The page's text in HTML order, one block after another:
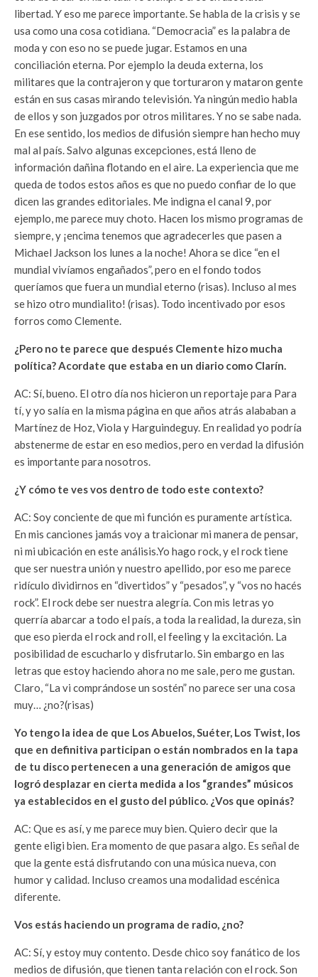
libertad. Y eso me parece importante. Se habla de la crisis y se
usa como una cosa cotidiana. “Democracia” es la palabra de
moda y con eso no se puede jugar. Estamos en una
conciliación eterna. Por ejemplo la deuda externa, los
militares que la contrajeron y que torturaron y mataron gente
están en sus casas mirando televisión. Ya ningún medio habla
de ellos y son juzgados por otros militares. Y no se sabe nada.
En ese sentido, los medios de difusión siempre han hecho muy
mal al país. Salvo algunas excepciones, está lleno de
información dañina flotando en el aire. La experiencia que me
queda de todos estos años es que no puedo confiar de lo que
dicen las grandes editoriales. Me indigna el canal 9, por
ejemplo, me parece muy choto. Hacen los mismo programas de
siempre, y ¡encima tenemos que agradecerles que pasen a
Michael Jackson los lunes a la noche! Ahora se dice “en el
mundial vivíamos engañados”, pero en el fondo todos
queríamos que fuera un mundial eterno (risas). Incluso al mes
se hizo otro mundialito! (risas). Todo incentivado por esos
forros como Clemente.
¿Pero no te parece que después Clemente hizo mucha
política? Acordate que estaba en un diario como Clarín.
AC: Sí, bueno. El otro día nos hicieron un reportaje para Para
tí, y yo salía en la misma página en que años atrás alababan a
Martínez de Hoz, Viola y Harguindeguy. En realidad yo podría
abstenerme de estar en eso medios, pero en verdad la difusión
es importante para nosotros.
¿Y cómo te ves vos dentro de todo este contexto?
AC: Soy conciente de que mi función es puramente artística.
En mis canciones jamás voy a traicionar mi manera de pensar,
ni mi ubicación en este análisis.Yo hago rock, y el rock tiene
que ser nuestra unión y nuestro apellido, por eso me parece
ridículo dividirnos en “divertidos” y “pesados”, y “vos no hacés
rock”. El rock debe ser nuestra alegría. Con mis letras yo
querría abarcar a todo el país, a toda la realidad, la dureza, sin
que eso pierda el rock and roll, el feeling y la excitación. La
posibilidad de escucharlo y disfrutarlo. Sin embargo en las
letras que estoy haciendo ahora no me sale, pero me gustan.
Claro, “La vi comprándose un sostén” no parece ser una cosa
muy… ¿no?(risas)
Yo tengo la idea de que Los Abuelos, Suéter, Los Twist, los
que en definitiva participan o están nombrados en la tapa
de tu disco pertenecen a una generación de amigos que
logró desplazar en cierta medida a los “grandes” músicos
ya establecidos en el gusto del público. ¿Vos que opinás?
AC: Que es así, y me parece muy bien. Quiero decir que la
gente eligi bien. Era momento de que pasara algo. Es señal de
que la gente está disfrutando con una música nueva, con
humor y calidad. Incluso creamos una modalidad escénica
diferente.
Vos estás haciendo un programa de radio, ¿no?
AC: Sí, y estoy muy contento. Desde chico soy fanático de los
medios de difusión, que tienen tanta relación con el rock. Son